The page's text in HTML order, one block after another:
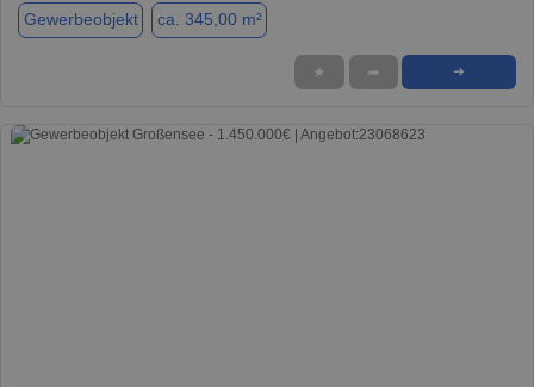
Gewerbeobjekt ca. 345,00 m²
★ ➦ ➜